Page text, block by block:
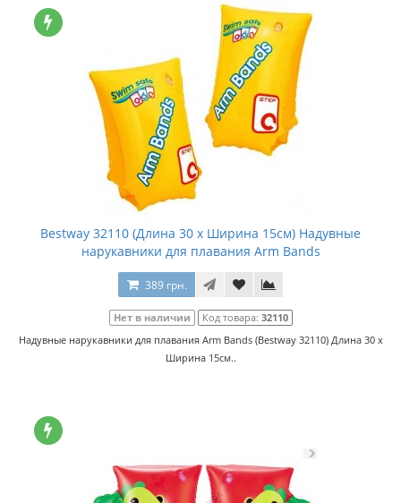
Bestway 32110 (Длина 30 x Ширина 15см) Надувные
нарукавники для плавания Arm Bands
389 грн.
Нет в наличии Код товара: 32110
Надувные нарукавники для плавания Arm Bands (Bestway 32110) Длина 30 x
Ширина 15см..